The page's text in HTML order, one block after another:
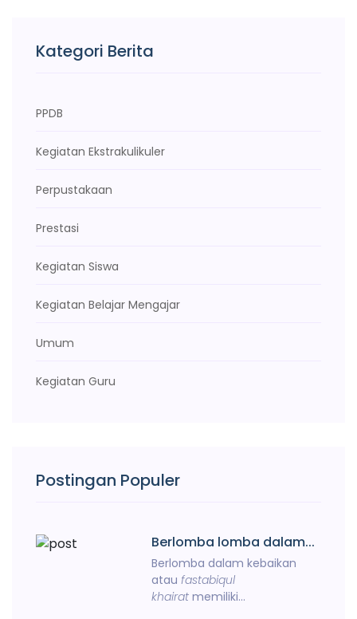
Kategori Berita
PPDB
Kegiatan Ekstrakulikuler
Perpustakaan
Prestasi
Kegiatan Siswa
Kegiatan Belajar Mengajar
Umum
Kegiatan Guru
Postingan Populer
Berlomba lomba dalam...
Berlomba dalam kebaikan
atau fastabiqul
khairat memiliki...